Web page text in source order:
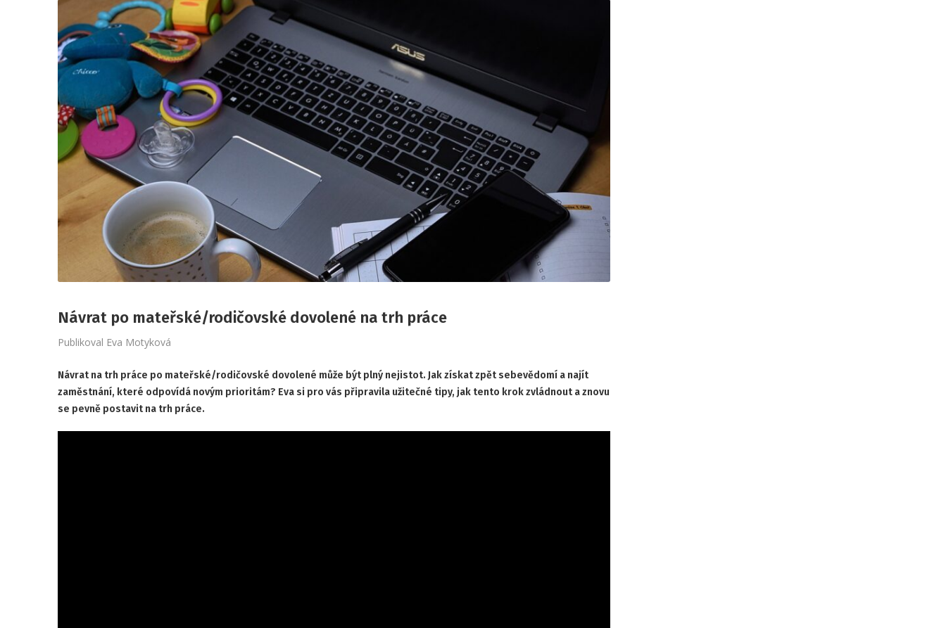
Návrat po mateřské/rodičovské dovolené na trh práce
Publikoval Eva Motyková
Návrat na trh práce po mateřské/rodičovské dovolené může být plný nejistot. Jak získat zpět sebevědomí a najít
zaměstnání, které odpovídá novým prioritám? Eva si pro vás připravila užitečné tipy, jak tento krok zvládnout a znovu
se pevně postavit na trh práce.